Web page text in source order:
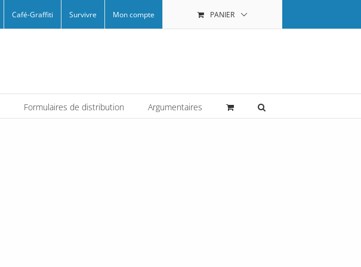
Café-Graffiti Survivre Mon compte PANIER
Formulaires de distribution Argumentaires